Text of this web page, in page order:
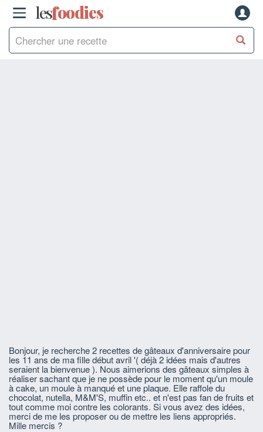
lesfoodies
Bonjour, je recherche 2 recettes de gâteaux d'anniversaire pour
les 11 ans de ma fille début avril '( déjà 2 idées mais d'autres
seraient la bienvenue ). Nous aimerions des gâteaux simples à
réaliser sachant que je ne possède pour le moment qu'un moule
à cake, un moule à manqué et une plaque. Elle raffole du
chocolat, nutella, M&M'S, muffin etc.. et n'est pas fan de fruits et
tout comme moi contre les colorants. Si vous avez des idées,
merci de me les proposer ou de mettre les liens appropriés.
Mille mercis ?